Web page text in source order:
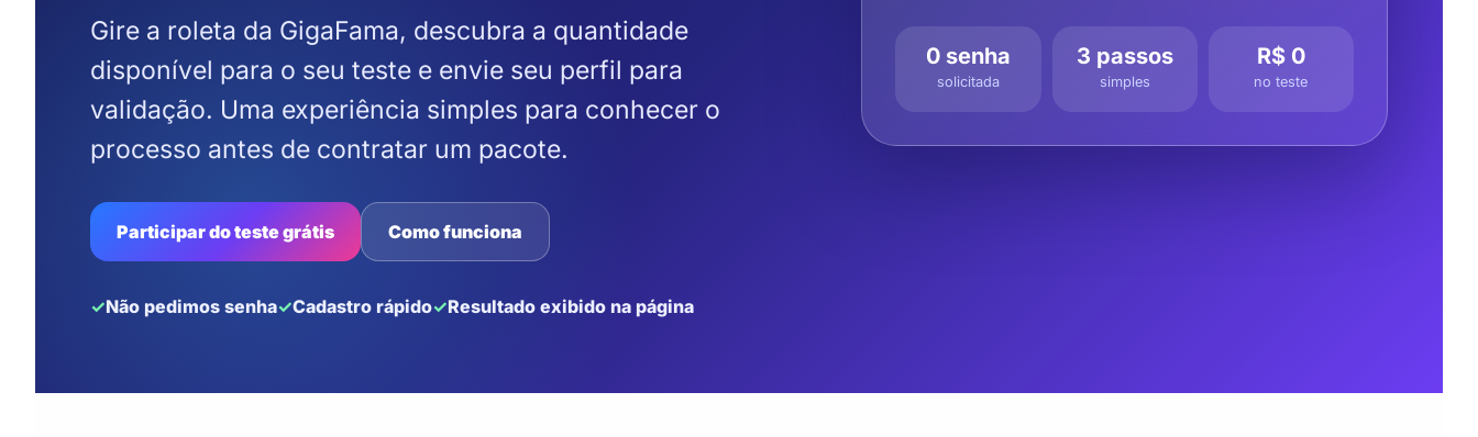
Gire a roleta da GigaFama, descubra a quantidade
disponível para o seu teste e envie seu perfil para
validação. Uma experiência simples para conhecer o
processo antes de contratar um pacote.
Participar do teste grátis Como funciona
Não pedimos senha Cadastro rápido Resultado exibido na página
0 senha
solicitada
3 passos
simples
R$ 0
no teste